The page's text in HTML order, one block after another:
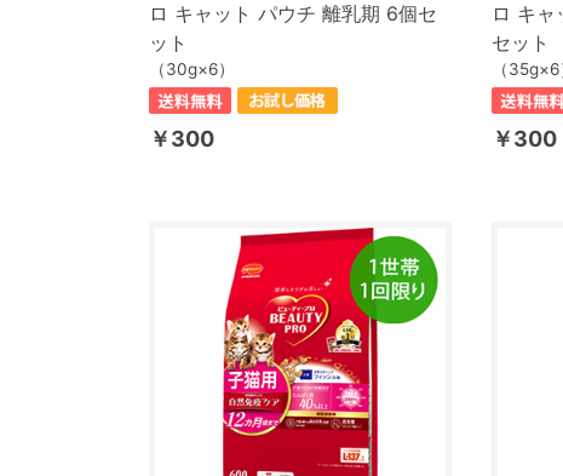
ロ キャット パウチ 離乳期 6個セ
ット
（30g×6）
￥300
ロ キャ
セット
（35g×6
￥300